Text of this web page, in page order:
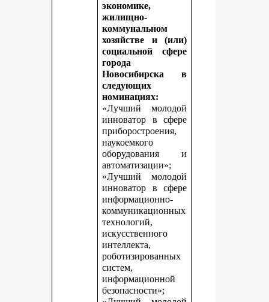
экономике,
жилищно-
коммунальном
хозяйстве и (или)
социальной сфере
города
Новосибирска в
следующих
номинациях:
«Лучший молодой
инноватор в сфере
приборостроения,
наукоемкого
оборудования и
автоматизации»;
«Лучший молодой
инноватор в сфере
информационно-
коммуникационных
технологий,
искусственного
интеллекта,
роботизированных
систем,
информационной
безопасности»;